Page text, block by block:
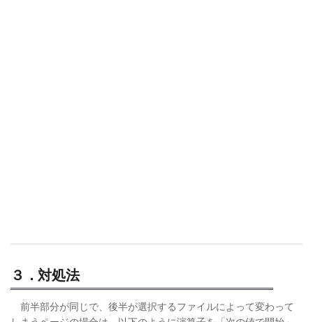
３．対処法
前半部分が同じで、後半が選択するファイルによって変わって